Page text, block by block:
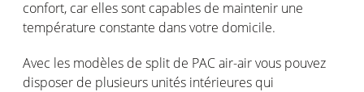
confort, car elles sont capables de maintenir une
température constante dans votre domicile.
Avec les modèles de split de PAC air-air vous pouvez
disposer de plusieurs unités intérieures qui